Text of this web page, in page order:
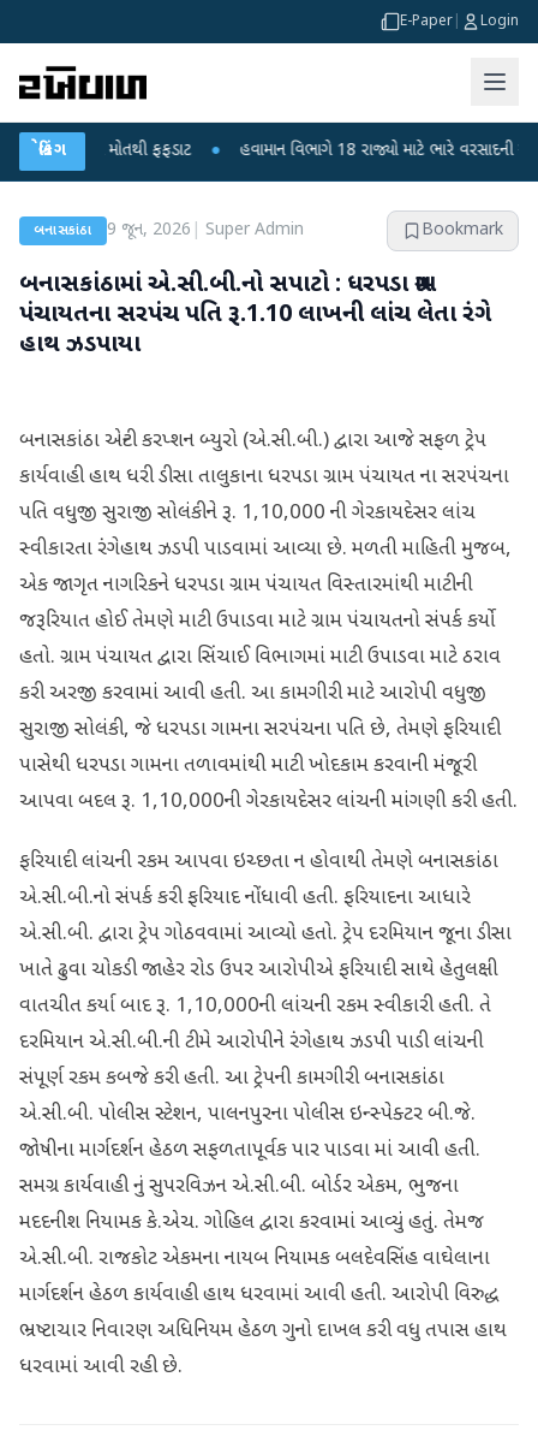
E-Paper Login
બ્રેકિંગ
મોતથી ફફડાટ ● હવામાન વિભાગે 18 રાજ્યો માટે ભારે વરસાદની ચેતવણી
બનાસકાંઠા 9 જૂન, 2026 Super Admin Bookmark
બનાસકાંઠામાં એ.સી.બી.નો સપાટો : ધરપડા ગ્રામ
પંચાયતના સરપંચ પતિ રૂ.1.10 લાખની લાંચ લેતા રંગે
હાથ ઝડપાયા
બનાસકાંઠા એન્ટી કરપ્શન બ્યુરો (એ.સી.બી.) દ્વારા આજે સફળ ટ્રેપ
કાર્યવાહી હાથ ધરી ડીસા તાલુકાના ધરપડા ગ્રામ પંચાયત ના સરપંચના
પતિ વધુજી સુરાજી સોલંકીને રૂ. 1,10,000 ની ગેરકાયદેસર લાંચ
સ્વીકારતા રંગેહાથ ઝડપી પાડવામાં આવ્યા છે. મળતી માહિતી મુજબ,
એક જાગૃત નાગરિકને ધરપડા ગ્રામ પંચાયત વિસ્તારમાંથી માટીની
જરૂરિયાત હોઈ તેમણે માટી ઉપાડવા માટે ગ્રામ પંચાયતનો સંપર્ક કર્યો
હતો. ગ્રામ પંચાયત દ્વારા સિંચાઈ વિભાગમાં માટી ઉપાડવા માટે ઠરાવ
કરી અરજી કરવામાં આવી હતી. આ કામગીરી માટે આરોપી વધુજી
સુરાજી સોલંકી, જે ધરપડા ગામના સરપંચના પતિ છે, તેમણે ફરિયાદી
પાસેથી ધરપડા ગામના તળાવમાંથી માટી ખોદકામ કરવાની મંજૂરી
આપવા બદલ રૂ. 1,10,000ની ગેરકાયદેસર લાંચની માંગણી કરી હતી.
ફરિયાદી લાંચની રકમ આપવા ઇચ્છતા ન હોવાથી તેમણે બનાસકાંઠા
એ.સી.બી.નો સંપર્ક કરી ફરિયાદ નોંધાવી હતી. ફરિયાદના આધારે
એ.સી.બી. દ્વારા ટ્રેપ ગોઠવવામાં આવ્યો હતો. ટ્રેપ દરમિયાન જૂના ડીસા
ખાતે ઢુવા ચોકડી જાહેર રોડ ઉપર આરોપીએ ફરિયાદી સાથે હેતુલક્ષી
વાતચીત કર્યા બાદ રૂ. 1,10,000ની લાંચની રકમ સ્વીકારી હતી. તે
દરમિયાન એ.સી.બી.ની ટીમે આરોપીને રંગેહાથ ઝડપી પાડી લાંચની
સંપૂર્ણ રકમ કબજે કરી હતી. આ ટ્રેપની કામગીરી બનાસકાંઠા
એ.સી.બી. પોલીસ સ્ટેશન, પાલનપુરના પોલીસ ઇન્સ્પેક્ટર બી.જે.
જોષીના માર્ગદર્શન હેઠળ સફળતાપૂર્વક પાર પાડવા માં આવી હતી.
સમગ્ર કાર્યવાહી નું સુપરવિઝન એ.સી.બી. બોર્ડર એકમ, ભુજના
મદદનીશ નિયામક કે.એચ. ગોહિલ દ્વારા કરવામાં આવ્યું હતું. તેમજ
એ.સી.બી. રાજકોટ એકમના નાયબ નિયામક બલદેવસિંહ વાઘેલાના
માર્ગદર્શન હેઠળ કાર્યવાહી હાથ ધરવામાં આવી હતી. આરોપી વિરુદ્ધ
ભ્રષ્ટાચાર નિવારણ અધિનિયમ હેઠળ ગુનો દાખલ કરી વધુ તપાસ હાથ
ધરવામાં આવી રહી છે.